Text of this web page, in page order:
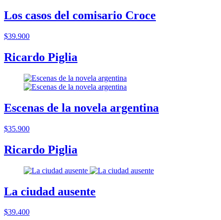
Los casos del comisario Croce
$39.900
Ricardo Piglia
Escenas de la novela argentina
$35.900
Ricardo Piglia
La ciudad ausente
$39.400